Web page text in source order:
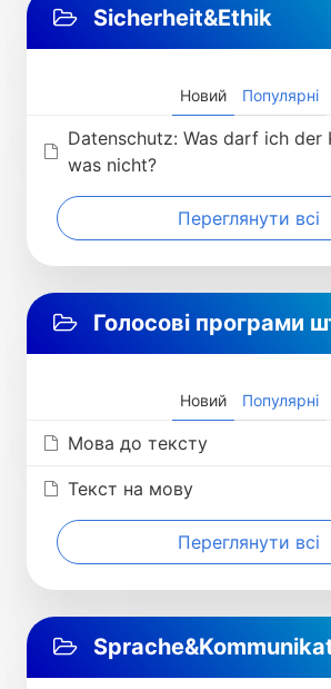
Sicherheit&Ethik
Новий Популярні
Datenschutz: Was darf ich der
was nicht?
Переглянути всі
Голосові програми
Новий Популярні
Мова до тексту
Текст на мову
Переглянути всі